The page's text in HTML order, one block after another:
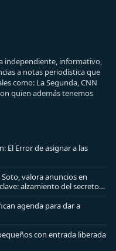
independiente, informativo,
a notas periodística que
como: La Segunda, CNN
quien además tenemos
El Error de asignar a las
valora anuncios en
alzamiento del secreto
agenda para dar a
con entrada liberada